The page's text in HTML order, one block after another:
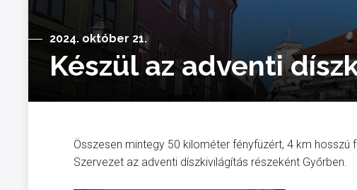
2024. október 21.
Készül az adventi
Összesen mintegy 50 kilométer fényfüzért, 4 km hosszú
Szervezet az adventi díszkivilágítás részeként Győrben.